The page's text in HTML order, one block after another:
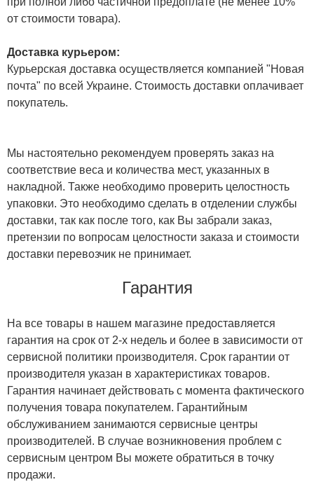
от стоимости товара).
Доставка курьером:
Курьерская доставка осуществляется компанией "Новая
почта" по всей Украине. Стоимость доставки оплачивает
покупатель.
Мы настоятельно рекомендуем проверять заказ на
соответствие веса и количества мест, указанных в
накладной. Также необходимо проверить целостность
упаковки. Это необходимо сделать в отделении службы
доставки, так как после того, как Вы забрали заказ,
претензии по вопросам целостности заказа и стоимости
доставки перевозчик не принимает.
Гарантия
На все товары в нашем магазине предоставляется
гарантия на срок от 2-х недель и более в зависимости от
сервисной политики производителя. Срок гарантии от
производителя указан в характеристиках товаров.
Гарантия начинает действовать с момента фактического
получения товара покупателем. Гарантийным
обслуживанием занимаются сервисные центры
производителей. В случае возникновения проблем с
сервисным центром Вы можете обратиться в точку
продажи.